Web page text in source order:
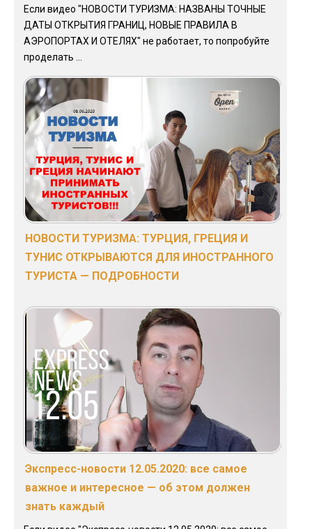
Если видео "НОВОСТИ ТУРИЗМА: НАЗВАНЫ ТОЧНЫЕ
ДАТЫ ОТКРЫТИЯ ГРАНИЦ, НОВЫЕ ПРАВИЛА В
АЭРОПОРТАХ И ОТЕЛЯХ" не работает, то попробуйте
проделать ...
НОВОСТИ ТУРИЗМА: ТУРЦИЯ, ГРЕЦИЯ И
ТУНИС ОТКРЫВАЮТСЯ ДЛЯ ИНОСТРАННОГО
ТУРИСТА — ПОДРОБНОСТИ
Экспресс-новости 12.05.2020: все самое
важное и интересное — об этом должен
знать каждый